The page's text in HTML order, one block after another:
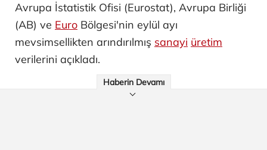
Avrupa İstatistik Ofisi (Eurostat), Avrupa Birliği
(AB) ve Euro Bölgesi'nin eylül ayı
mevsimsellikten arındırılmış sanayi üretim
verilerini açıkladı.
Haberin Devamı